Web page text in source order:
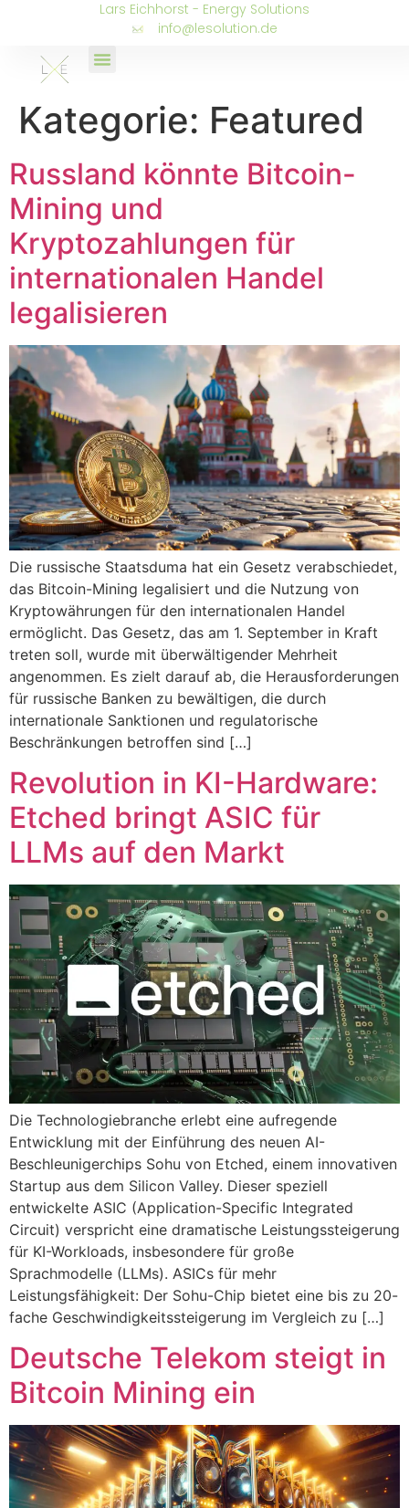
Lars Eichhorst - Energy Solutions
info@lesolution.de
Kategorie: Featured
Russland könnte Bitcoin-
Mining und
Kryptozahlungen für
internationalen Handel
legalisieren
Die russische Staatsduma hat ein Gesetz verabschiedet,
das Bitcoin-Mining legalisiert und die Nutzung von
Kryptowährungen für den internationalen Handel
ermöglicht. Das Gesetz, das am 1. September in Kraft
treten soll, wurde mit überwältigender Mehrheit
angenommen. Es zielt darauf ab, die Herausforderungen
für russische Banken zu bewältigen, die durch
internationale Sanktionen und regulatorische
Beschränkungen betroffen sind​ […]
Revolution in KI-Hardware:
Etched bringt ASIC für
LLMs auf den Markt
Die Technologiebranche erlebt eine aufregende
Entwicklung mit der Einführung des neuen AI-
Beschleunigerchips Sohu von Etched, einem innovativen
Startup aus dem Silicon Valley. Dieser speziell
entwickelte ASIC (Application-Specific Integrated
Circuit) verspricht eine dramatische Leistungssteigerung
für KI-Workloads, insbesondere für große
Sprachmodelle (LLMs). ASICs für mehr
Leistungsfähigkeit: Der Sohu-Chip bietet eine bis zu 20-
fache Geschwindigkeitssteigerung im Vergleich zu […]
Deutsche Telekom steigt in
Bitcoin Mining ein